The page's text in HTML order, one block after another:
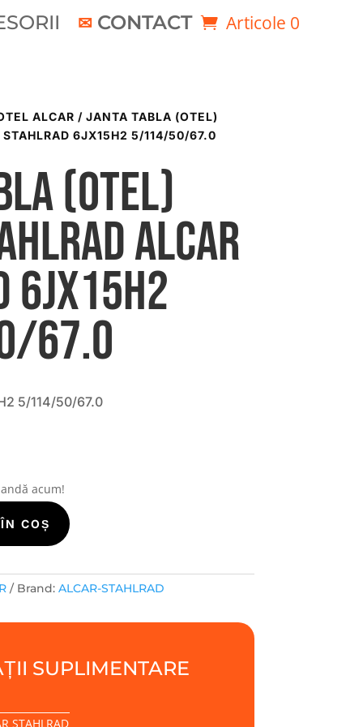
CONTACT Articole 0
ALCAR / JANTA TABLA (OTEL)
STAHLRAD 6JX15H2 5/114/50/67.0
(otel)
ALCAR
6Jx15H2
67.0
5/114/50/67.0
acum!
COȘ
Brand: ALCAR-STAHLRAD
SUPLIMENTARE
STAHLRAD